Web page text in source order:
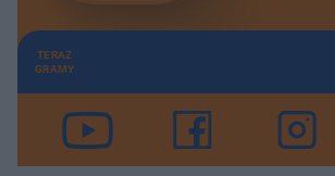
TERAZ
GRAMY